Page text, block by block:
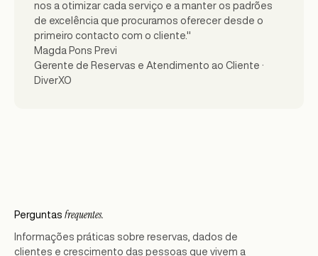
nos a otimizar cada serviço e a manter os padrões
de excelência que procuramos oferecer desde o
primeiro contacto com o cliente."
Magda Pons Previ
Gerente de Reservas e Atendimento ao Cliente ·
DiverXO
Perguntas frequentes.
Informações práticas sobre reservas, dados de
clientes e crescimento das pessoas que vivem a